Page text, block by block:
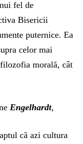
fel de
Bisericii
puternice. Ea
celor mai
morală, cât
Engelhardt,
că azi cultura